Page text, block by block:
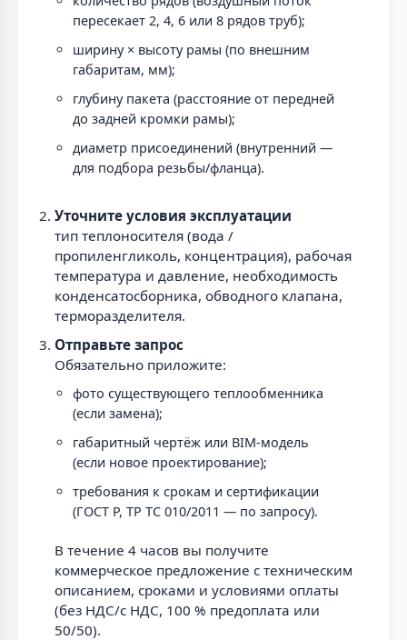
пересекает 2, 4, 6 или 8 рядов труб);
ширину × высоту рамы (по внешним
габаритам, мм);
глубину пакета (расстояние от передней
до задней кромки рамы);
диаметр присоединений (внутренний —
для подбора резьбы/фланца).
Уточните условия эксплуатации
тип теплоносителя (вода /
пропиленгликоль, концентрация), рабочая
температура и давление, необходимость
конденсатосборника, обводного клапана,
терморазделителя.
Отправьте запрос
Обязательно приложите:
фото существующего теплообменника
(если замена);
габаритный чертёж или BIM-модель
(если новое проектирование);
требования к срокам и сертификации
(ГОСТ Р, ТР ТС 010/2011 — по запросу).
В течение 4 часов вы получите
коммерческое предложение с техническим
описанием, сроками и условиями оплаты
(без НДС/с НДС, 100 % предоплата или
50/50).